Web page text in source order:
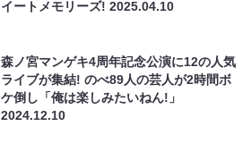
イートメモリーズ!2025.04.10
森ノ宮マンゲキ4周年記念公演に12の人気
ライブが集結! のべ89人の芸人が2時間ボ
ケ倒し「俺は楽しみたいねん!」
2024.12.10